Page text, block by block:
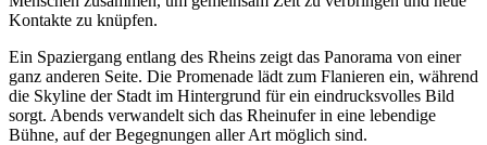
Kontakte zu knüpfen.
Ein Spaziergang entlang des Rheins zeigt das Panorama von einer
ganz anderen Seite. Die Promenade lädt zum Flanieren ein, während
die Skyline der Stadt im Hintergrund für ein eindrucksvolles Bild
sorgt. Abends verwandelt sich das Rheinufer in eine lebendige
Bühne, auf der Begegnungen aller Art möglich sind.